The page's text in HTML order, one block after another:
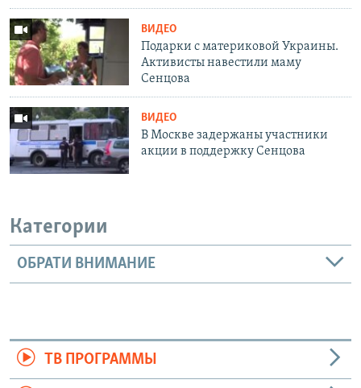
ВИДЕО
Подарки с материковой Украины.
Активисты навестили маму
Сенцова
ВИДЕО
В Москве задержаны участники
акции в поддержку Сенцова
Категории
ОБРАТИ ВНИМАНИЕ
ТВ ПРОГРАММЫ